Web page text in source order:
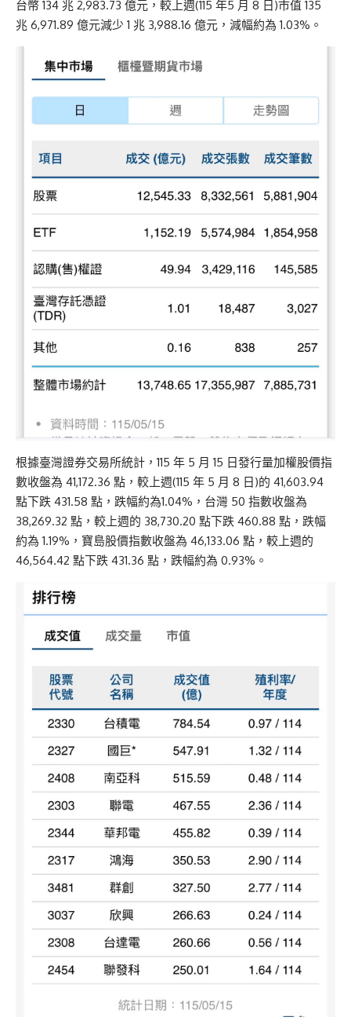
台幣 134 兆 2,983.73 億元，較上週(115 年5 月 8 日)市值 135
兆 6,971.89 億元減少 1 兆 3,988.16 億元，減幅約為 1.03%。
根據臺灣證券交易所統計，115 年 5 月 15 日發行量加權股價指
數收盤為 41,172.36 點，較上週(115 年 5 月 8 日)的 41,603.94
點下跌 431.58 點，跌幅約為1.04%，台灣 50 指數收盤為
38,269.32 點，較上週的 38,730.20 點下跌 460.88 點，跌幅
約為 1.19%，寶島股價指數收盤為 46,133.06 點，較上週的
46,564.42 點下跌 431.36 點，跌幅約為 0.93%。